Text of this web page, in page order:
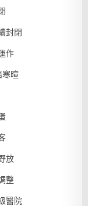
封閉
作
暄
放
整
醫院